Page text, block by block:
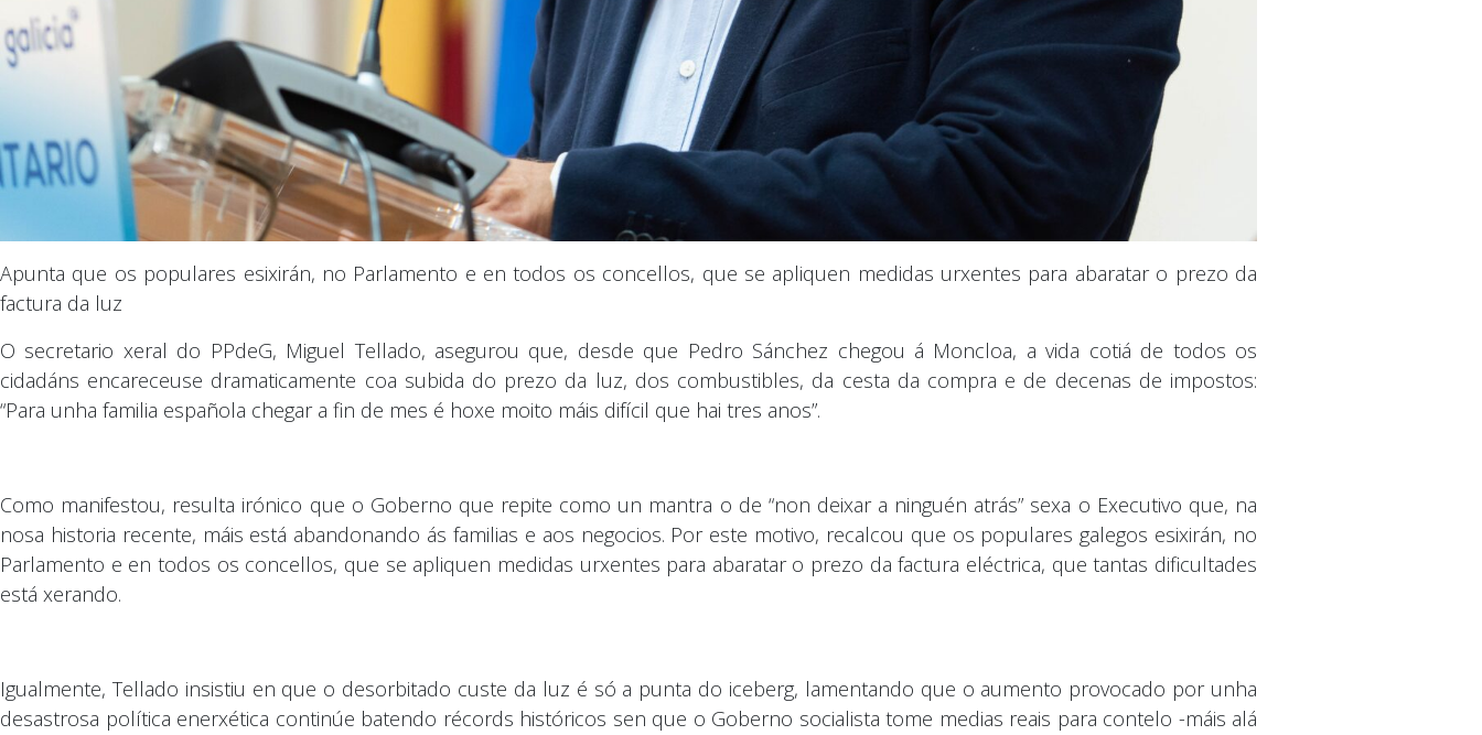
Apunta que os populares esixirán, no Parlamento e en todos os concellos, que se apliquen medidas urxentes para abaratar o prezo da
factura da luz
O secretario xeral do PPdeG, Miguel Tellado, asegurou que, desde que Pedro Sánchez chegou á Moncloa, a vida cotiá de todos os
cidadáns encareceuse dramaticamente coa subida do prezo da luz, dos combustibles, da cesta da compra e de decenas de impostos:
“Para unha familia española chegar a fin de mes é hoxe moito máis difícil que hai tres anos”.
Como manifestou, resulta irónico que o Goberno que repite como un mantra o de “non deixar a ninguén atrás” sexa o Executivo que, na
nosa historia recente, máis está abandonando ás familias e aos negocios. Por este motivo, recalcou que os populares galegos esixirán, no
Parlamento e en todos os concellos, que se apliquen medidas urxentes para abaratar o prezo da factura eléctrica, que tantas dificultades
está xerando.
Igualmente, Tellado insistiu en que o desorbitado custe da luz é só a punta do iceberg, lamentando que o aumento provocado por unha
desastrosa política enerxética continúe batendo récords históricos sen que o Goberno socialista tome medias reais para contelo -máis alá